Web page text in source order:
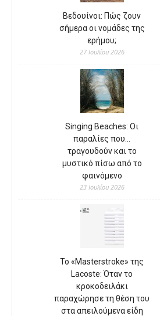
Βεδουίνοι: Πώς ζουν
σήμερα οι νομάδες της
ερήμου;
27 Ιουλίου 2026
Singing Beaches: Οι
παραλίες που…
τραγουδούν και το
μυστικό πίσω από το
φαινόμενο
23 Ιουλίου 2026
Το «Masterstroke» της
Lacoste: Όταν το
κροκοδειλάκι
παραχώρησε τη θέση του
στα απειλούμενα είδη